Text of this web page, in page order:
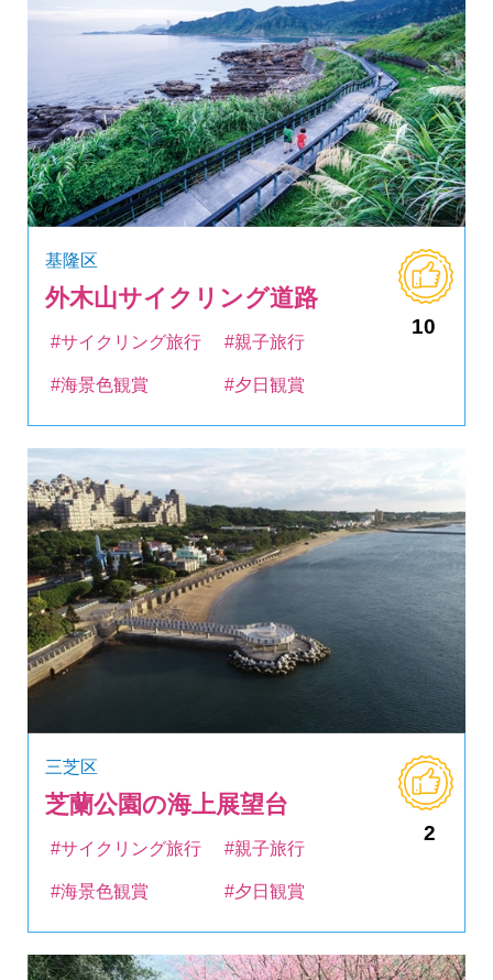
基隆区
外木山サイクリング道路
10
#サイクリング旅行 #親子旅行
#海景色観賞 #夕日観賞
三芝区
芝蘭公園の海上展望台
2
#サイクリング旅行 #親子旅行
#海景色観賞 #夕日観賞